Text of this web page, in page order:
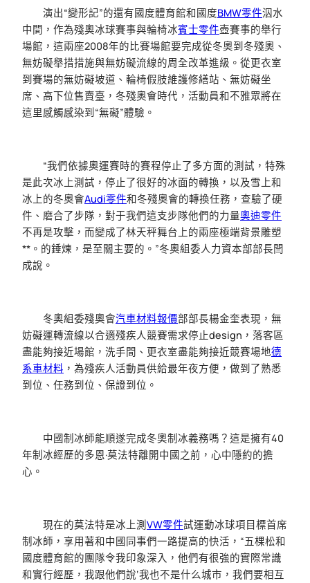
演出“變形記”的還有國度體育館和國度BMW零件泅水
中間，作為殘奧冰球賽事與輪椅冰賓士零件壺賽事的舉行
場館，這兩座2008年的比賽場館要完成從冬奧到冬殘奧、
無妨礙舉措措施與無妨礙流線的周全改革進級。從更衣室
到賽場的無妨礙坡道、輪椅假肢維護修繕站、無妨礙坐
席、高下位售賣臺，冬殘奧會時代，活動員和不雅眾將在
這里感觸感染到“無礙”體驗。
“我們依據奧運賽時的賽程停止了多方面的測試，特殊
是此次冰上測試，停止了很好的冰面的轉換，以及雪上和
冰上的冬奧會Audi零件和冬殘奧會的轉換任務，查驗了硬
件、磨合了步隊，對于我們這支步隊他們的力量奧迪零件
不再是攻擊，而變成了林天秤舞台上的兩座極端背景雕塑
**。的錘煉，是至關主要的。”冬奧組委人力資本部部長閆
成說。
冬奧組委殘奧會汽車材料報價部部長楊金奎表現，無
妨礙運轉流線以合適殘疾人競賽需求停止design，落客區
盡能夠接近場館，洗手間、更衣室盡能夠接近競賽場地德
系車材料 ，為殘疾人活動員供給最年夜方便，做到了熟悉
到位、任務到位、保證到位。
中國制冰師能順遂完成冬奧制冰義務嗎？這是擁有40
年制冰經歷的多恩·莫法特離開中國之前，心中隱約的擔
心。
現在的莫法特是冰上測VW零件試運動冰球項目標首席
制冰師，享用著和中國同事們一路提高的快活，“五棵松和
國度體育館的團隊令我印象深入，他們有很強的實際常識
和實行經歷，我跟他們說‘我也不是什么城市，我們要相互